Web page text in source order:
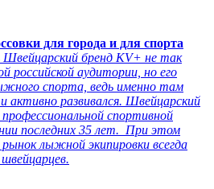
для города и для спорта
Швейцарский бренд KV+ не так
российской аудитории, но его
спорта, ведь именно там
активно развивался. Швейцарский
спортивной
последних 35 лет. При этом
лыжной экипировки всегда